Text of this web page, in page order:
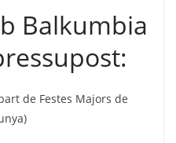
Balkumbia
de Festes Majors de